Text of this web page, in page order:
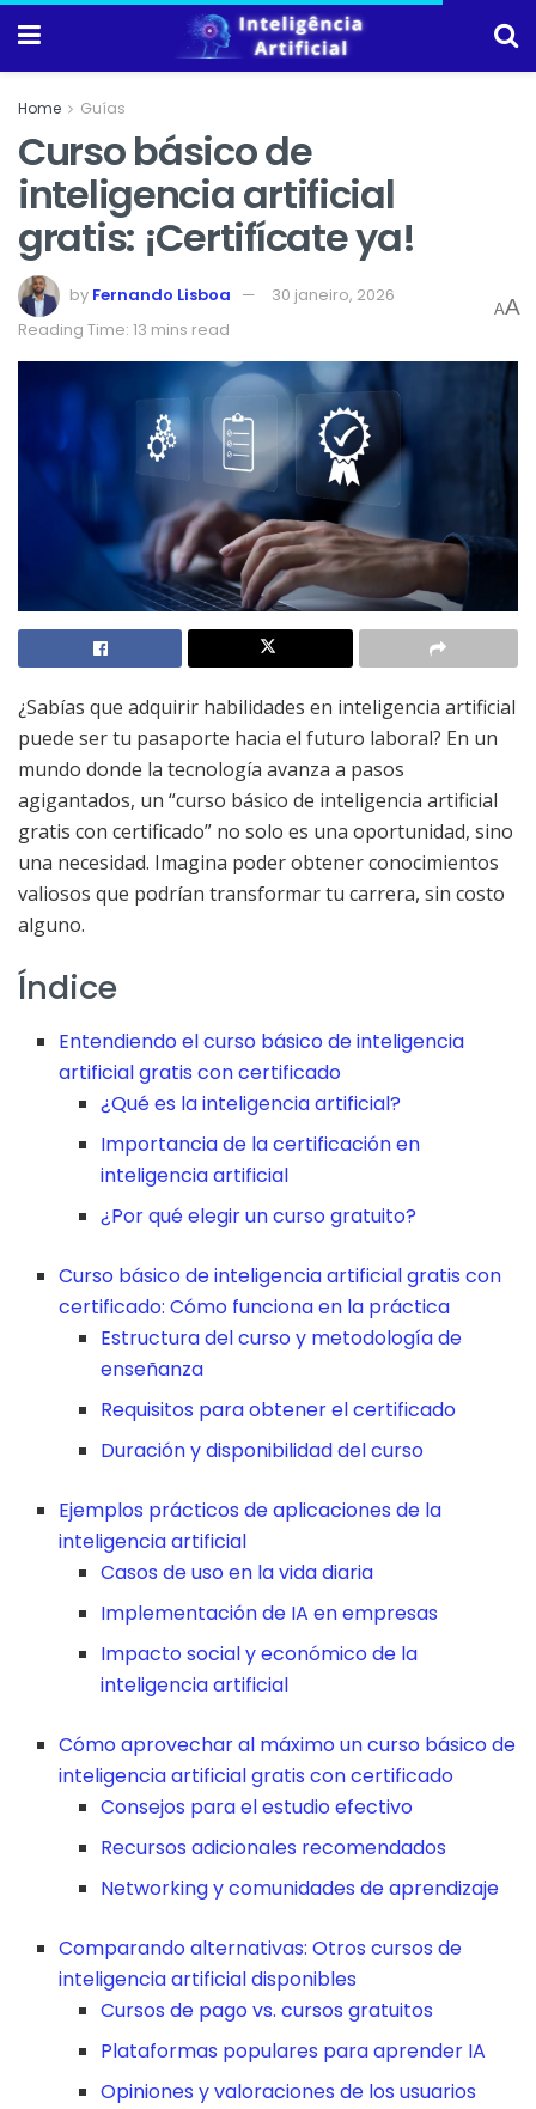
Home Guías
Curso básico de
inteligencia artificial
gratis: ¡Certifícate ya!
by Fernando Lisboa
30 janeiro, 2026
Reading Time: 13 mins read
AA
¿Sabías que adquirir habilidades en inteligencia artificial
puede ser tu pasaporte hacia el futuro laboral? En un
mundo donde la tecnología avanza a pasos
agigantados, un “curso básico de inteligencia artificial
gratis con certificado” no solo es una oportunidad, sino
una necesidad. Imagina poder obtener conocimientos
valiosos que podrían transformar tu carrera, sin costo
alguno.
Índice
Entendiendo el curso básico de inteligencia
artificial gratis con certificado
¿Qué es la inteligencia artificial?
Importancia de la certificación en
inteligencia artificial
¿Por qué elegir un curso gratuito?
Curso básico de inteligencia artificial gratis con
certificado: Cómo funciona en la práctica
Estructura del curso y metodología de
enseñanza
Requisitos para obtener el certificado
Duración y disponibilidad del curso
Ejemplos prácticos de aplicaciones de la
inteligencia artificial
Casos de uso en la vida diaria
Implementación de IA en empresas
Impacto social y económico de la
inteligencia artificial
Cómo aprovechar al máximo un curso básico de
inteligencia artificial gratis con certificado
Consejos para el estudio efectivo
Recursos adicionales recomendados
Networking y comunidades de aprendizaje
Comparando alternativas: Otros cursos de
inteligencia artificial disponibles
Cursos de pago vs. cursos gratuitos
Plataformas populares para aprender IA
Opiniones y valoraciones de los usuarios